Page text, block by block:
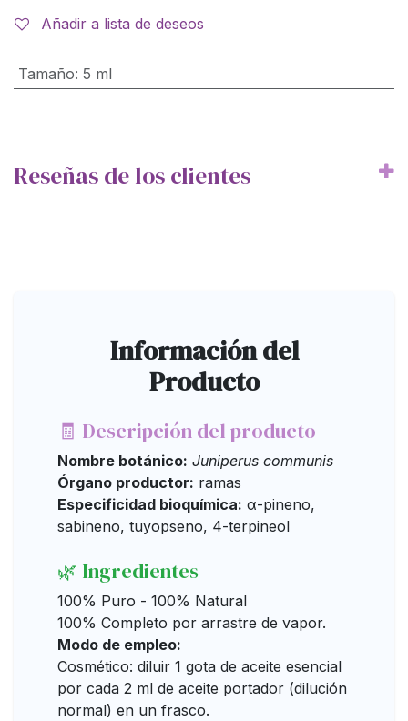
Añadir a lista de deseos
Tamaño: 5 ml
Reseñas de los clientes
Información del
Producto
🧾 Descripción del producto
Nombre botánico: Juniperus communis
Órgano productor: ramas
Especificidad bioquímica: α-pineno,
sabineno, tuyopseno, 4-terpineol
🌿 Ingredientes
100% Puro - 100% Natural
100% Completo por arrastre de vapor.
Modo de empleo:
Cosmético: diluir 1 gota de aceite esencial
por cada 2 ml de aceite portador (dilución
normal) en un frasco.